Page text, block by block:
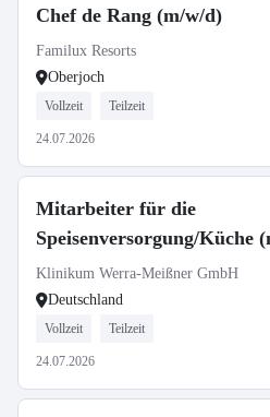
Chef de Rang (m/w/d)
Familux Resorts
Oberjoch
Vollzeit Teilzeit
24.07.2026
Mitarbeiter für die
Speisenversorgung/Küche
Klinikum Werra-Meißner GmbH
Deutschland
Vollzeit Teilzeit
24.07.2026